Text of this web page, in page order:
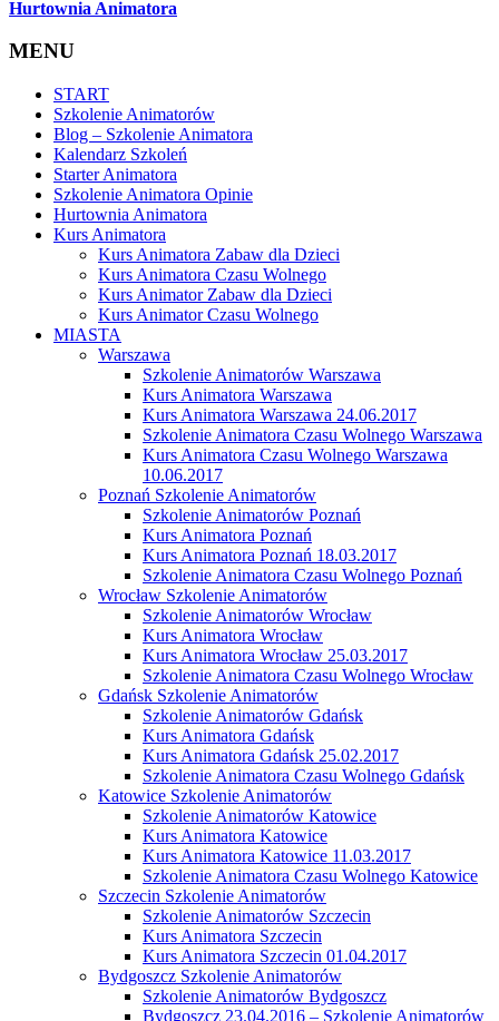
Hurtownia Animatora
MENU
START
Szkolenie Animatorów
Blog – Szkolenie Animatora
Kalendarz Szkoleń
Starter Animatora
Szkolenie Animatora Opinie
Hurtownia Animatora
Kurs Animatora
Kurs Animatora Zabaw dla Dzieci
Kurs Animatora Czasu Wolnego
Kurs Animator Zabaw dla Dzieci
Kurs Animator Czasu Wolnego
MIASTA
Warszawa
Szkolenie Animatorów Warszawa
Kurs Animatora Warszawa
Kurs Animatora Warszawa 24.06.2017
Szkolenie Animatora Czasu Wolnego Warszawa
Kurs Animatora Czasu Wolnego Warszawa
10.06.2017
Poznań Szkolenie Animatorów
Szkolenie Animatorów Poznań
Kurs Animatora Poznań
Kurs Animatora Poznań 18.03.2017
Szkolenie Animatora Czasu Wolnego Poznań
Wrocław Szkolenie Animatorów
Szkolenie Animatorów Wrocław
Kurs Animatora Wrocław
Kurs Animatora Wrocław 25.03.2017
Szkolenie Animatora Czasu Wolnego Wrocław
Gdańsk Szkolenie Animatorów
Szkolenie Animatorów Gdańsk
Kurs Animatora Gdańsk
Kurs Animatora Gdańsk 25.02.2017
Szkolenie Animatora Czasu Wolnego Gdańsk
Katowice Szkolenie Animatorów
Szkolenie Animatorów Katowice
Kurs Animatora Katowice
Kurs Animatora Katowice 11.03.2017
Szkolenie Animatora Czasu Wolnego Katowice
Szczecin Szkolenie Animatorów
Szkolenie Animatorów Szczecin
Kurs Animatora Szczecin
Kurs Animatora Szczecin 01.04.2017
Bydgoszcz Szkolenie Animatorów
Szkolenie Animatorów Bydgoszcz
Bydgoszcz 23.04.2016 – Szkolenie Animatorów